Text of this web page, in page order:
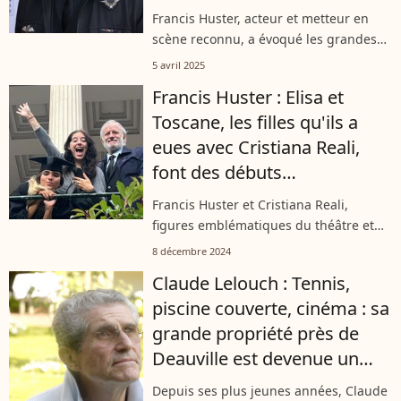
Francis Huster, acteur et metteur en
scène reconnu, a évoqué les grandes
trahisons qui ont marqué sa vie à
"Les Traîtres" sur M6. L’une des plus...
5 avril 2025
Francis Huster : Elisa et
Toscane, les filles qu'ils a
eues avec Cristiana Reali,
font des débuts
brillantissimes !
Francis Huster et Cristiana Reali,
figures emblématiques du théâtre et
du cinéma français, ont partagé une
leur union sont nées deux filles : Elisa...
8 décembre 2024
Claude Lelouch : Tennis,
piscine couverte, cinéma : sa
grande propriété près de
Deauville est devenue un
hôtel luxueux très spécial
Depuis ses plus jeunes années, Claude